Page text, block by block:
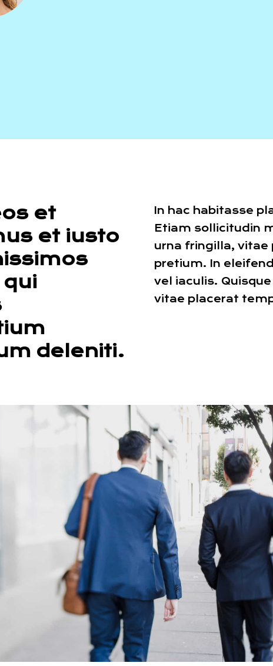
et
et iusto
deleniti.
In hac habitasse
Etiam sollicitudin
urna fringilla, vitae
pretium. In
vel iaculis.
vitae placerat